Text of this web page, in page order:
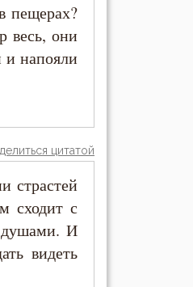
пещерах?
весь, они
и напояли
цитатой
страстей
сходит с
душами. И
видеть